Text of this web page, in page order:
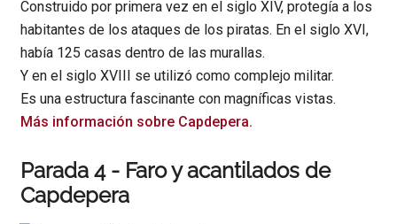
Construido por primera vez en el siglo XIV, protegía a los
habitantes de los ataques de los piratas. En el siglo XVI,
había 125 casas dentro de las murallas.
Y en el siglo XVIII se utilizó como complejo militar.
Es una estructura fascinante con magníficas vistas.
Más información sobre Capdepera.
Parada 4 - Faro y acantilados de
Capdepera